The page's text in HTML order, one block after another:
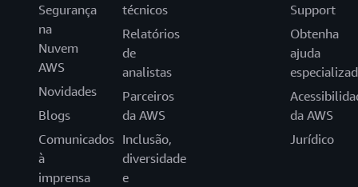
Segurança
na
Nuvem
AWS
Novidades
Blogs
Comunicados
à
imprensa
técnicos
Relatórios
de
analistas
Parceiros
da AWS
Inclusão,
diversidade
e
Support
Obtenha
ajuda
da AWS
Jurídico